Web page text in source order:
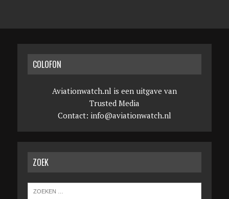
COLOFON
Aviationwatch.nl is een uitgave van
Trusted Media
Contact: info@aviationwatch.nl
ZOEK